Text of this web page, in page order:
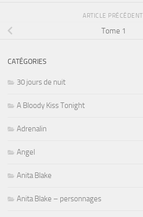
ARTICLE PRÉCÉDENT
Tome 1
CATÉGORIES
30 jours de nuit
A Bloody Kiss Tonight
Adrenalin
Angel
Anita Blake
Anita Blake – personnages